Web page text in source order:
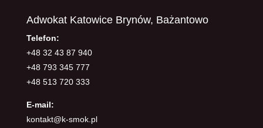
Adwokat Katowice Brynów, Bażantowo
Telefon:
+48 32 43 87 940
+48 793 345 777
+48 513 720 333
E-mail:
kontakt@k-smok.pl